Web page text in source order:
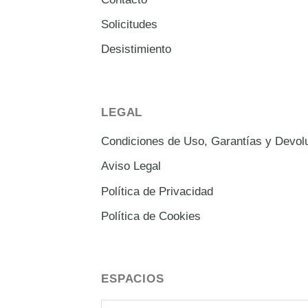
Solicitudes
Desistimiento
LEGAL
Condiciones de Uso, Garantías y
Aviso Legal
Política de Privacidad
Política de Cookies
ESPACIOS